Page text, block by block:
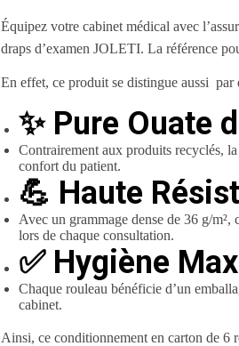
Équipez votre cabinet médical avec
draps d’examen JOLETI. La référence
En effet, ce produit se distingue aussi par
✨ Pure Ouate
Contrairement aux produits recyclés,
confort du patient.
💪 Haute
Avec un grammage dense de 36 g/
lors de chaque consultation.
✅ Hygiène
Chaque rouleau bénéficie d’un
cabinet.
Ainsi, ce conditionnement en carton de 6